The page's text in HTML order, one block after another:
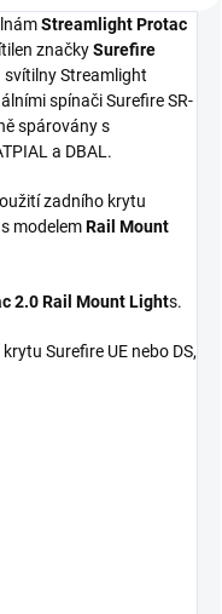
Streamlight Protac
značkySurefire
svítilny Streamlight
spínači Surefire SR-
spárovány s
a DBAL.
zadního krytu
s modelemRail Mount
2.0 Rail Mount Lights.
Surefire UE nebo DS,